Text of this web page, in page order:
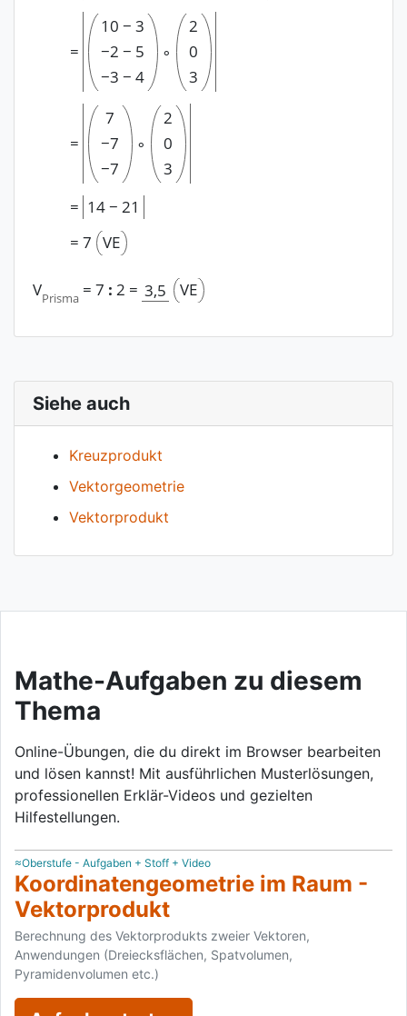
=
10 − 3
−2 − 5
−3 − 4
∘
2
0
3
=
7
−7
−7
∘
2
0
3
= 14− 21
= 7 VE
VPrisma = 7 : 2 = 3,5 VE
Siehe auch
Kreuzprodukt
Vektorgeometrie
Vektorprodukt
Mathe-Aufgaben zu diesem
Thema
Online-Übungen, die du direkt im Browser bearbeiten
und lösen kannst! Mit ausführlichen Musterlösungen,
professionellen Erklär-Videos und gezielten
Hilfestellungen.
≈Oberstufe - Aufgaben + Stoff + Video
Koordinatengeometrie im Raum -
Vektorprodukt
Berechnung des Vektorprodukts zweier Vektoren,
Anwendungen (Dreiecksflächen, Spatvolumen,
Pyramidenvolumen etc.)